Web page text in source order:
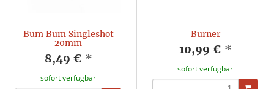
Bum Bum Singleshot
20mm
8,49 € *
sofort verfügbar
Burner
10,99 € *
sofort verfügbar